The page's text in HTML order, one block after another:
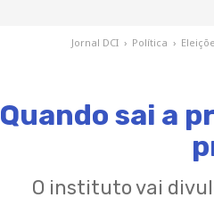
Jornal DCI › Política ›
Quando sai a
O instituto vai